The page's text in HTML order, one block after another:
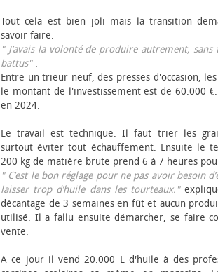
Tout cela est bien joli mais la transition
savoir faire.
" J’avais la volonté de produire autrement,
battus".
Entre un trieur neuf, des presses d'occasion,
le montant de l'investissement est de 60.000
en 2024.
Le travail est technique. Il faut trier les
surtout éviter tout échauffement. Ensuite le
200 kg de matière brute prend 6 à 7 heures
" C’est le bon réglage pour ne pas avoir besoin
laisser trop d’huile dans les tourteaux."
décantage de 3 semaines en fût et aucun
utilisé. Il a fallu ensuite démarcher, se faire
vente.
A ce jour il vend 20.000 L d'huile à des